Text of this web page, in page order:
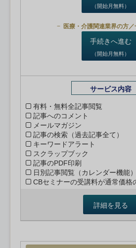
（開始月無料）
医療・介護関連業界の方
手続きへ進む
（開始月無料）
サービス内容
有料・無料全記事閲覧
記事へのコメント
メールマガジン
記事の検索（過去記事全て）
キーワードアラート
スクラップブック
記事のPDF印刷
日別記事閲覧（カレンダー機能）
CBセミナーの受講料が通常価格
詳細を見る